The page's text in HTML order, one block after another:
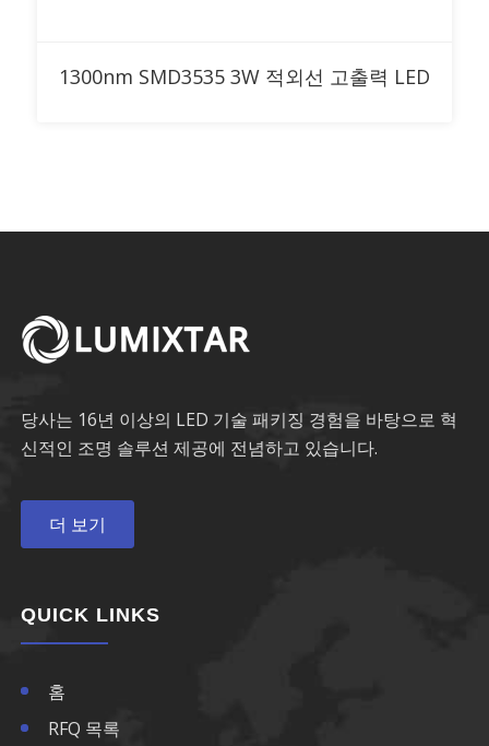
RFQ에 추가
1300nm SMD3535 3W 적외선 고출력 LED
당사는 16년 이상의 LED 기술 패키징 경험을 바탕으로 혁
신적인 조명 솔루션 제공에 전념하고 있습니다.
더 보기
QUICK LINKS
홈
RFQ 목록